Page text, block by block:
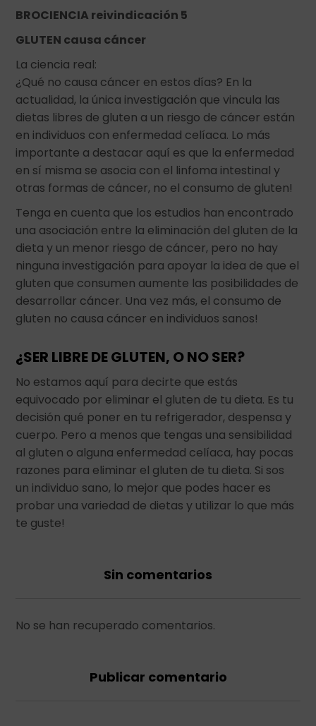
BROCIENCIA reivindicación 5
GLUTEN causa cáncer
La ciencia real:
¿Qué no causa cáncer en estos días? En la
actualidad, la única investigación que vincula las
dietas libres de gluten a un riesgo de cáncer están
en individuos con enfermedad celíaca. Lo más
importante a destacar aquí es que la enfermedad
en sí misma se asocia con el linfoma intestinal y
otras formas de cáncer, no el consumo de gluten!
Tenga en cuenta que los estudios han encontrado
una asociación entre la eliminación del gluten de la
dieta y un menor riesgo de cáncer, pero no hay
ninguna investigación para apoyar la idea de que el
gluten que consumen aumente las posibilidades de
desarrollar cáncer. Una vez más, el consumo de
gluten no causa cáncer en individuos sanos!
¿SER LIBRE DE GLUTEN, O NO SER?
No estamos aquí para decirte que estás
equivocado por eliminar el gluten de tu dieta. Es tu
decisión qué poner en tu refrigerador, despensa y
cuerpo. Pero a menos que tengas una sensibilidad
al gluten o alguna enfermedad celíaca, hay pocas
razones para eliminar el gluten de tu dieta. Si sos
un individuo sano, lo mejor que podes hacer es
probar una variedad de dietas y utilizar lo que más
te guste!
Sin comentarios
No se han recuperado comentarios.
Publicar comentario